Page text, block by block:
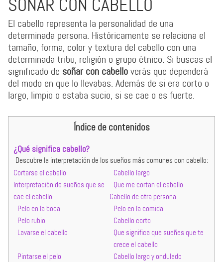
SOÑAR CON CABELLO
El cabello representa la personalidad de una
determinada persona. Históricamente se relaciona el
tamaño, forma, color y textura del cabello con una
determinada tribu, religión o grupo étnico. Si buscas el
significado de soñar con cabelloverás que dependerá
del modo en que lo llevabas. Además de si era corto o
largo, limpio o estaba sucio, si se cae o es fuerte.
Índice de contenidos
¿Qué significa cabello?
Descubre la interpretación de los sueños más comunes con cabello:
Cortarse el cabello
Cabello largo
Interpretación de sueños que se
cae el cabello
Que me cortan el cabello
Cabello de otra persona
Pelo en la boca
Pelo en la comida
Pelo rubio
Cabello corto
Lavarse el cabello
Que significa que sueñes que te
crece el cabello
Pintarse el pelo
Cabello largo y ondulado